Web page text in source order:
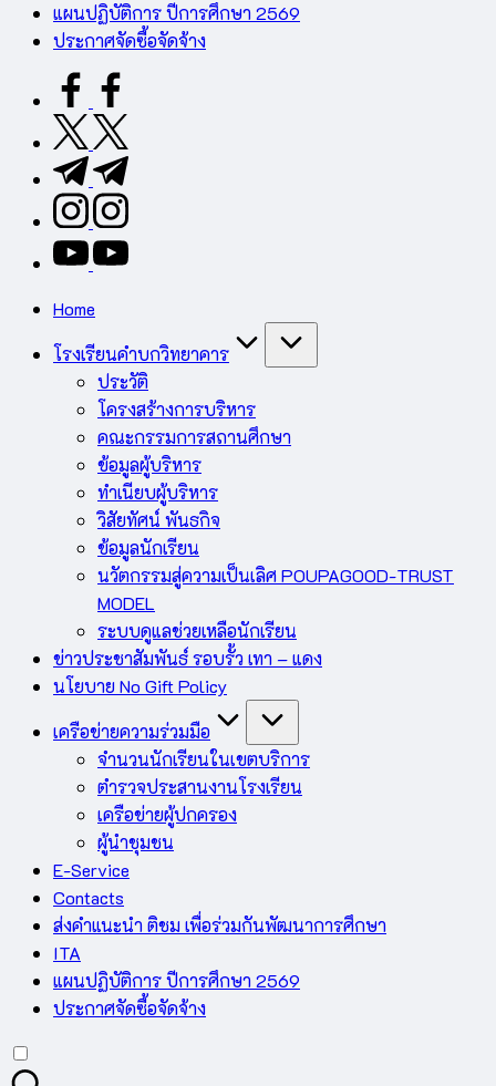
แผนปฏิบัติการ ปีการศึกษา 2569
ประกาศจัดซื้อจัดจ้าง
facebook.com
twitter.com
t.me
instagram.com
youtube.com
Home
โรงเรียนคำบกวิทยาคาร
ประวัติ
โครงสร้างการบริหาร
คณะกรรมการสถานศึกษา
ข้อมูลผู้บริหาร
ทำเนียบผู้บริหาร
วิสัยทัศน์ พันธกิจ
ข้อมูลนักเรียน
นวัตกรรมสู่ความเป็นเลิศ POUPAGOOD-TRUST
MODEL
ระบบดูแลช่วยเหลือนักเรียน
ข่าวประชาสัมพันธ์ รอบรั้ว เทา – แดง
นโยบาย No Gift Policy
เครือข่ายความร่วมมือ
จำนวนนักเรียนในเขตบริการ
ตำรวจประสานงานโรงเรียน
เครือข่ายผู้ปกครอง
ผู้นำชุมชน
E-Service
Contacts
ส่งคำแนะนำ ติชม เพื่อร่วมกันพัฒนาการศึกษา
ITA
แผนปฏิบัติการ ปีการศึกษา 2569
ประกาศจัดซื้อจัดจ้าง